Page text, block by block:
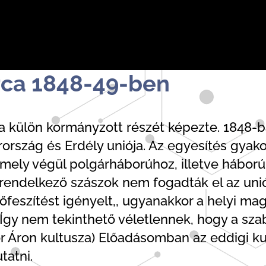
1848-49-ben
külön kormányzott részét képezte.
és Erdély uniója. Az egyesítés
végül polgárháborúhoz, illetve
szászok nem fogadták el az
igényelt,, ugyanakkor a helyi
nem tekinthető véletlennek, hogy a
Áron kultusza) Előadásomban az eddigi